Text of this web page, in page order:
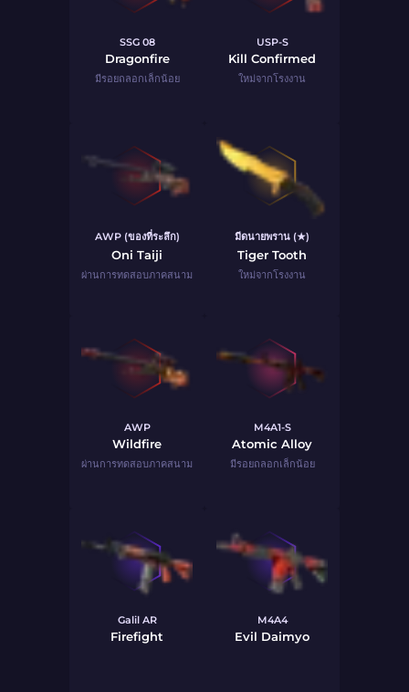
SSG 08
Dragonfire
มีรอยถลอกเล็กน้อย
USP-S
Kill Confirmed
ใหม่จากโรงงาน
AWP (ของที่ระลึก)
Oni Taiji
ผ่านการทดสอบภาคสนาม
มีดนายพราน (★)
Tiger Tooth
ใหม่จากโรงงาน
AWP
Wildfire
ผ่านการทดสอบภาคสนาม
M4A1-S
Atomic Alloy
มีรอยถลอกเล็กน้อย
Galil AR
Firefight
M4A4
Evil Daimyo